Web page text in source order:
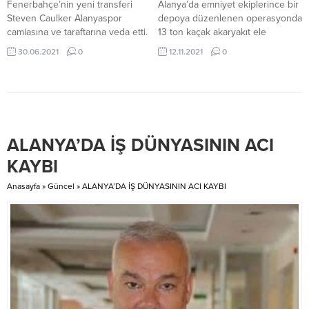
Fenerbahçe’nin yeni transferi
Steven Caulker Alanyaspor
camiasına ve taraftarına veda etti.
2019 Ocak ayında Akdeniz
ekibine transfer olan ve 2,5
Tottenham Hotspur, Bristol City,
Cardiff City, Yeovil Town ve
Queens Park Rangers formaları
da...
30.06.2021 0
Alanya’da emniyet ekiplerince bir
depoya düzenlenen operasyonda
13 ton kaçak akaryakıt ele
geçirildi. Gözaltına alınan depo
sahibi adli kontrol şartı ile serbest
içerisinde bulunan bir depoda
depoya operasyon...
12.11.2021 0
ALANYA’DA İŞ DÜNYASININ ACI
KAYBI
Anasayfa » Güncel » ALANYA’DA İŞ DÜNYASININ ACI KAYBI